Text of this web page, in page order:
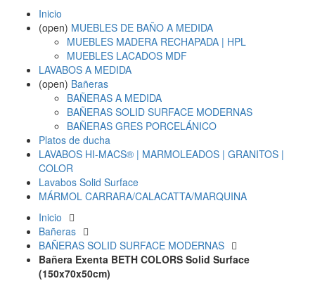
Inicio
(open) MUEBLES DE BAÑO A MEDIDA
MUEBLES MADERA RECHAPADA | HPL
MUEBLES LACADOS MDF
LAVABOS A MEDIDA
(open) Bañeras
BAÑERAS A MEDIDA
BAÑERAS SOLID SURFACE MODERNAS
BAÑERAS GRES PORCELÁNICO
Platos de ducha
LAVABOS HI-MACS® | MARMOLEADOS | GRANITOS |
COLOR
Lavabos Solid Surface
MÁRMOL CARRARA/CALACATTA/MARQUINA
Inicio
Bañeras
BAÑERAS SOLID SURFACE MODERNAS
Bañera Exenta BETH COLORS Solid Surface
(150x70x50cm)